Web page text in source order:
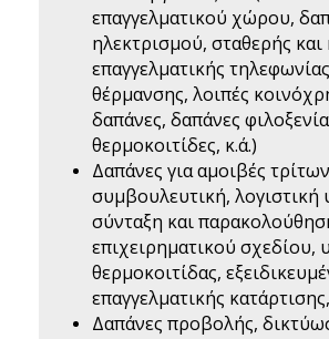
επαγγελματικού χώρου,
ηλεκτρισμού, σταθερής και
επαγγελματικής
θέρμανσης, λοιπές
δαπάνες, δαπάνες
θερμοκοιτίδες, κ.ά.)
Δαπάνες για αμοιβές
συμβουλευτική, λογιστική
σύνταξη και
επιχειρηματικού σχεδίου,
θερμοκοιτίδας,
επαγγελματικής
Δαπάνες προβολής,